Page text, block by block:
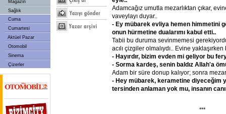
Magazin
Sağlık
Cuma
Cumartesi
Aktüel Pazar
Otomobil
Sinema
Çizerler
Adamcağız umutla mezarlıktan çıkar,
vaveylayı duyar..
- Ey mübarek evliya hemen himmetini
onun hürmetine dualarımı kabul etti..
Tabii bu duruma sevinmemesi
acılı çizgiler olmalıydı.. Evine
- Hayırdır, bizim evden mi geliyor bu
- Sorma kardeş, senin baldız Allah'a
Adam bir süre donup kalıyor; sonra
- Hey mübarek, kerametine diyeceğim
tersinden anlaman yok mu, insanın
***